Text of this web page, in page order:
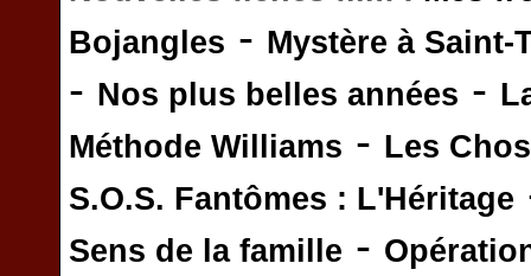
Bojangles - Mystère à Saint-
- Nos plus belles années -
Méthode Williams - Les
S.O.S. Fantômes : L'Héritage
Sens de la famille -